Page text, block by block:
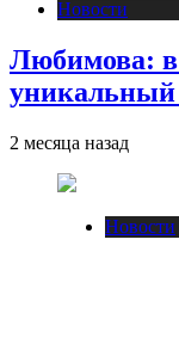
Новости
Любимова:
уникальный
2 месяца назад
Новости